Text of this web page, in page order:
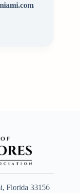
Florida 33156